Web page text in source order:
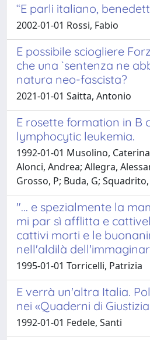
“E parli italiano,
2002-01-01 Rossi, Fabio
E possibile sciogliere
che una `sentenza ne
natura neo-fascista?
2021-01-01 Saitta, Antonio
E rosette formation in B
lymphocytic leukemia.
1992-01-01 Musolino,
Alonci, Andrea; Allegra,
Grosso, P; Buda, G;
"... e spezialmente la
mi par sì afflitta e
cattivi morti e le
nell'aldilà
1995-01-01 Torricelli, Patrizia
E verrà un'altra Italia.
nei «Quaderni di
1992-01-01 Fedele, Santi